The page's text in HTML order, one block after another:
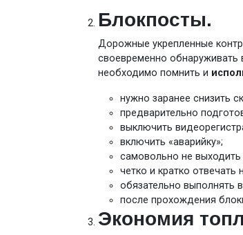
Блокпосты.
Дорожные укрепленные
своевременно обнаруживать
необходимо помнить и
нужно заранее снизить
предварительно
выключить
включить «аварийку»;
самовольно не выходить
четко и кратко отвечать
обязательно выполнять
после прохождения
Экономия